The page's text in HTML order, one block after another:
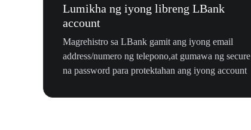
Lumikha ng iyong libreng LBank
account
Magrehistro sa LBank gamit ang iyong email
address/numero ng telepono,at gumawa ng secure
na password para protektahan ang iyong account